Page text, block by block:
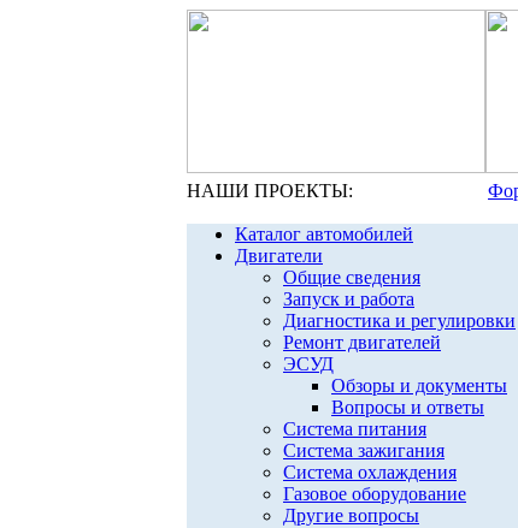
НАШИ ПРОЕКТЫ:
Каталог автомобилей
Двигатели
Общие сведения
Запуск и работа
Диагностика и регулировки
Ремонт двигателей
ЭСУД
Обзоры и документы
Вопросы и ответы
Система питания
Система зажигания
Система охлаждения
Газовое оборудование
Другие вопросы